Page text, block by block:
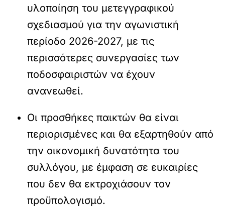
υλοποίηση του μετεγγραφικού
σχεδιασμού για την αγωνιστική
περίοδο 2026-2027, με τις
περισσότερες συνεργασίες των
ποδοσφαιριστών να έχουν
ανανεωθεί.
Οι προσθήκες παικτών θα είναι
περιορισμένες και θα εξαρτηθούν από
την οικονομική δυνατότητα του
συλλόγου, με έμφαση σε ευκαιρίες
που δεν θα εκτροχιάσουν τον
προϋπολογισμό.